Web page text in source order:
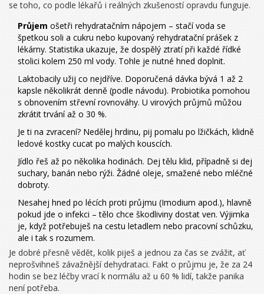
se toho, co podle lékařů i reálných zkušeností opravdu funguje.
Průjem ošetři rehydratačním nápojem – stačí voda se
špetkou soli a cukru nebo kupovaný rehydratační prášek z
lékárny. Statistika ukazuje, že dospělý ztratí při každé řídké
stolici kolem 250 ml vody. Tohle je nutné hned doplnit.
Laktobacily užij co nejdříve. Doporučená dávka bývá 1 až 2
kapsle několikrát denně (podle návodu). Probiotika pomohou
s obnovením střevní rovnováhy. U virových průjmů můžou
zkrátit trvání až o 30 %.
Je ti na zvracení? Nedělej hrdinu, pij pomalu po lžičkách, klidně
ledové kostky cucat po malých kouscích.
Jídlo řeš až po několika hodinách. Dej tělu klid, případně si dej
suchary, banán nebo rýži. Žádné oleje, smažené nebo mléčné
dobroty.
Nesahej hned po lécích proti průjmu (Imodium apod.), hlavně
pokud jde o infekci – tělo chce škodliviny dostat ven. Výjimka
je, když potřebuješ na cestu letadlem nebo pracovní schůzku,
ale i tak s rozumem.
Je dobré přesně vědět, kolik piješ a jednou za čas se zvážit, ať
neprošvihneš závažnější dehydrataci. Fakt o průjmu je, že za 24
hodin se bez léčby vrací k normálu až u 60 % lidí, takže panika
není potřeba.